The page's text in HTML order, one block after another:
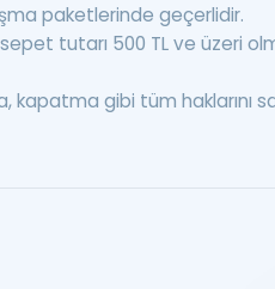
paketlerinde geçerlidir.
tutarı 500 TL ve üzeri
gibi tüm haklarını